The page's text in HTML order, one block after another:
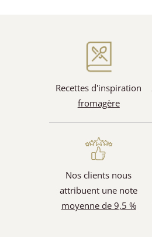
Recettes d'inspiration
fromagère
Nos clients nous
attribuent une note
moyenne de 9,5 %